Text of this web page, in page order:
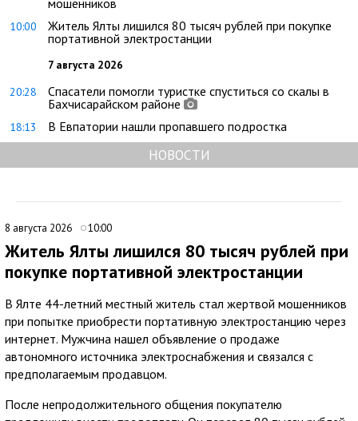
мошенников
10:00
Житель Ялты лишился 80 тысяч рублей при покупке
портативной электростанции
7 августа 2026
20:28
Спасатели помогли туристке спуститься со скалы в
Бахчисарайском районе
18:13 В Евпатории нашли пропавшего подростка
НОВОСТИ
8 августа 2026 10:00
Житель Ялты лишился 80 тысяч рублей при
покупке портативной электростанции
В Ялте 44-летний местный житель стал жертвой мошенников
при попытке приобрести портативную электростанцию через
интернет. Мужчина нашел объявление о продаже
автономного источника электроснабжения и связался с
предполагаемым продавцом.
После непродолжительного общения покупателю